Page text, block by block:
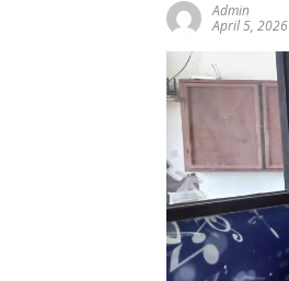
Admin
April 5, 2026